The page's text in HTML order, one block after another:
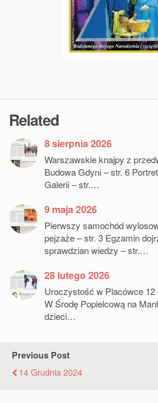
Related
8 sierpnia 2026
Warszawskie knajpy z
Budowa Gdyni – str. 6
Galerii – str.…
9 maja 2026
Pierwszy samochód
pejzaże – str. 3 Egzamin
sprawdzian wiedzy – str.…
28 lutego 2026
Uroczystość w Placówce 12
W Środę Popielcową na
dzieci…
Previous Post
14 Grudnia 2024